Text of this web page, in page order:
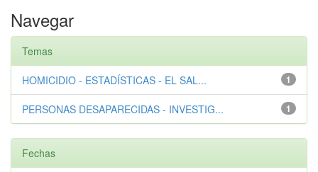
Navegar
Temas
1
HOMICIDIO - ESTADÍSTICAS - EL SAL...
1
PERSONAS DESAPARECIDAS - INVESTIG...
Fechas